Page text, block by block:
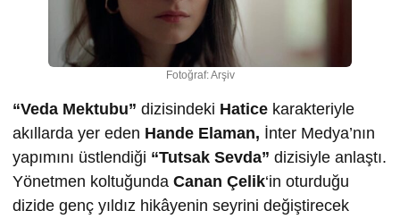
Fotoğraf: Arşiv
“Veda Mektubu” dizisindeki Hatice karakteriyle
akıllarda yer eden Hande Elaman, İnter Medya’nın
yapımını üstlendiği “Tutsak Sevda” dizisiyle anlaştı.
Yönetmen koltuğunda Canan Çelik‘in oturduğu
dizide genç yıldız hikâyenin seyrini değiştirecek